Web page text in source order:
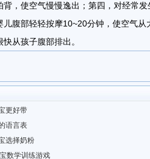
，使空气慢慢逸出；第四，对经常发
腹部轻轻按摩10~20分钟，使空气从
从孩子腹部排出。
更好带
语言表
选择奶粉
数学训练游戏